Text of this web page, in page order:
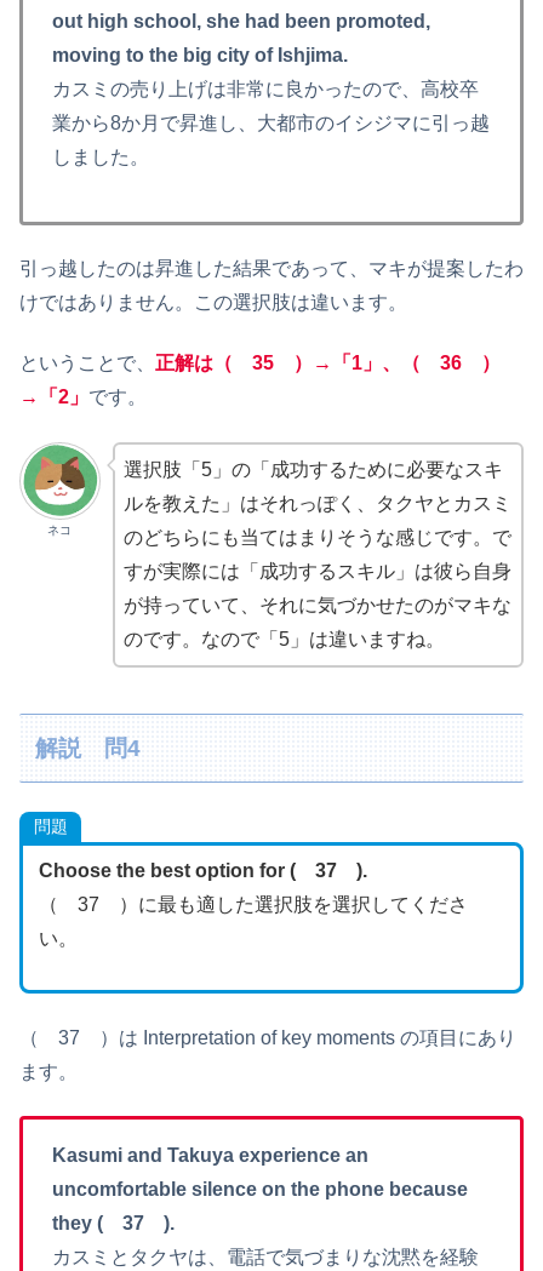
out high school, she had been promoted,
moving to the big city of Ishjima.
カスミの売り上げは非常に良かったので、高校卒
業から8か月で昇進し、大都市のイシジマに引っ越
しました。
引っ越したのは昇進した結果であって、マキが提案したわ
けではありません。この選択肢は違います。
ということで、 正解は（ 35 ）→「1」、（ 36 ）
→「2」 です。
ネコ
選択肢「5」の「成功するために必要なスキ
ルを教えた」はそれっぽく、タクヤとカスミ
のどちらにも当てはまりそうな感じです。で
すが実際には「成功するスキル」は彼ら自身
が持っていて、それに気づかせたのがマキな
のです。なので「5」は違いますね。
解説 問4
問題
Choose the best option for ( 37 ).
（ 37 ）に最も適した選択肢を選択してくださ
い。
（ 37 ）は Interpretation of key moments の項目にあり
ます。
Kasumi and Takuya experience an
uncomfortable silence on the phone because
they ( 37 ).
カスミとタクヤは、電話で気づまりな沈黙を経験